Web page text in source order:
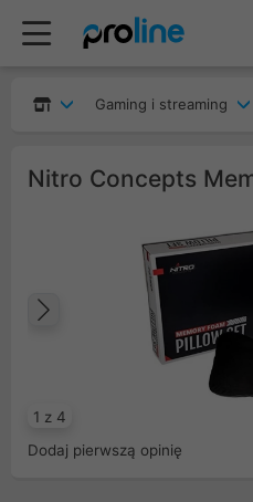
Gaming i streaming
Nitro Concepts
1 z 4
Poprzedni
Dodaj pierwszą opinię